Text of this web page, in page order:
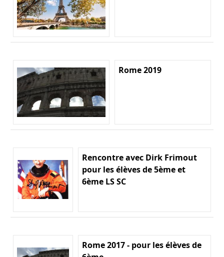
Rome 2019
Rencontre avec Dirk Frimout
pour les élèves de 5ème et
6ème LS SC
Rome 2017 - pour les élèves de